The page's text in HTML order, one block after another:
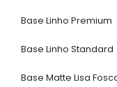
Base Linho Premium
Base Linho Standard
Base Matte Lisa